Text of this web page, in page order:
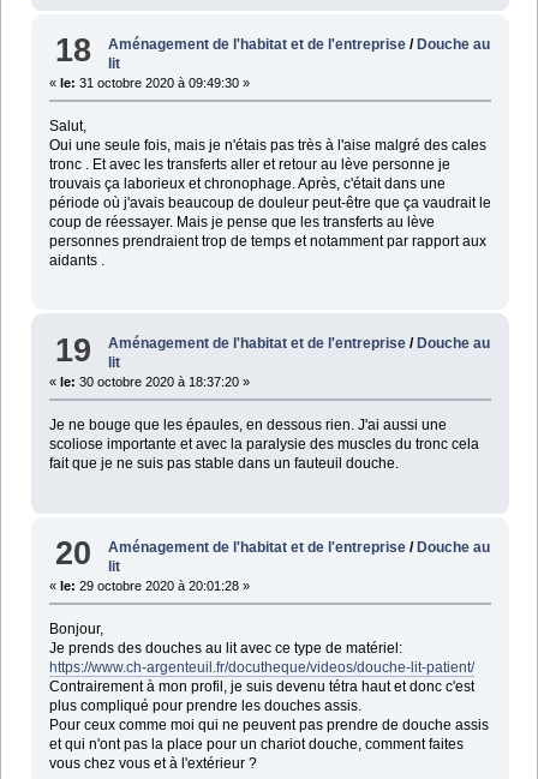
18 Aménagement de l'habitat et de l'entreprise /Douche au
lit
« le: 31 octobre 2020 à 09:49:30 »
Salut,
Oui une seule fois, mais je n'étais pas très à l'aise malgré des cales
tronc . Et avec les transferts aller et retour au lève personne je
trouvais ça laborieux et chronophage. Après, c'était dans une
période où j'avais beaucoup de douleur peut-être que ça vaudrait le
coup de réessayer. Mais je pense que les transferts au lève
personnes prendraient trop de temps et notamment par rapport aux
aidants .
19 Aménagement de l'habitat et de l'entreprise / Douche au
lit
« le: 30 octobre 2020 à 18:37:20 »
Je ne bouge que les épaules, en dessous rien. J'ai aussi une
scoliose importante et avec la paralysie des muscles du tronc cela
fait que je ne suis pas stable dans un fauteuil douche.
20 Aménagement de l'habitat et de l'entreprise /Douche au
lit
« le: 29 octobre 2020 à 20:01:28 »
Bonjour,
Je prends des douches au lit avec ce type de matériel:
https://www.ch-argenteuil.fr/docutheque/videos/douche-lit-patient/
Contrairement à mon profil, je suis devenu tétra haut et donc c'est
plus compliqué pour prendre les douches assis.
Pour ceux comme moi qui ne peuvent pas prendre de douche assis
et qui n'ont pas la place pour un chariot douche, comment faites
vous chez vous et à l'extérieur ?